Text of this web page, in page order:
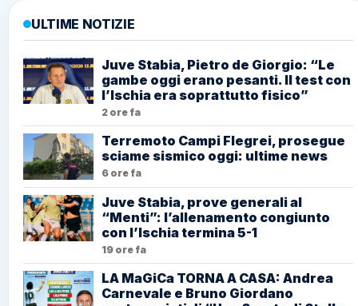
ULTIME NOTIZIE
Juve Stabia, Pietro de Giorgio: “Le
gambe oggi erano pesanti. Il test con
l’Ischia era soprattutto fisico”
2 ore fa
Terremoto Campi Flegrei, prosegue
sciame sismico oggi: ultime news
6 ore fa
Juve Stabia, prove generali al
“Menti”: l’allenamento congiunto
con l’Ischia termina 5-1
19 ore fa
LA MaGiCa TORNA A CASA: Andrea
Carnevale e Bruno Giordano